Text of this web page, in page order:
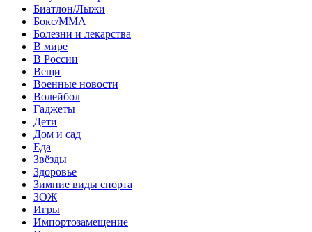
Биатлон/Лыжи
Бокс/MMA
Болезни и лекарства
В мире
В России
Вещи
Военные новости
Волейбол
Гаджеты
Дети
Дом и сад
Еда
Звёзды
Здоровье
Зимние виды спорта
ЗОЖ
Игры
Импортозамещение